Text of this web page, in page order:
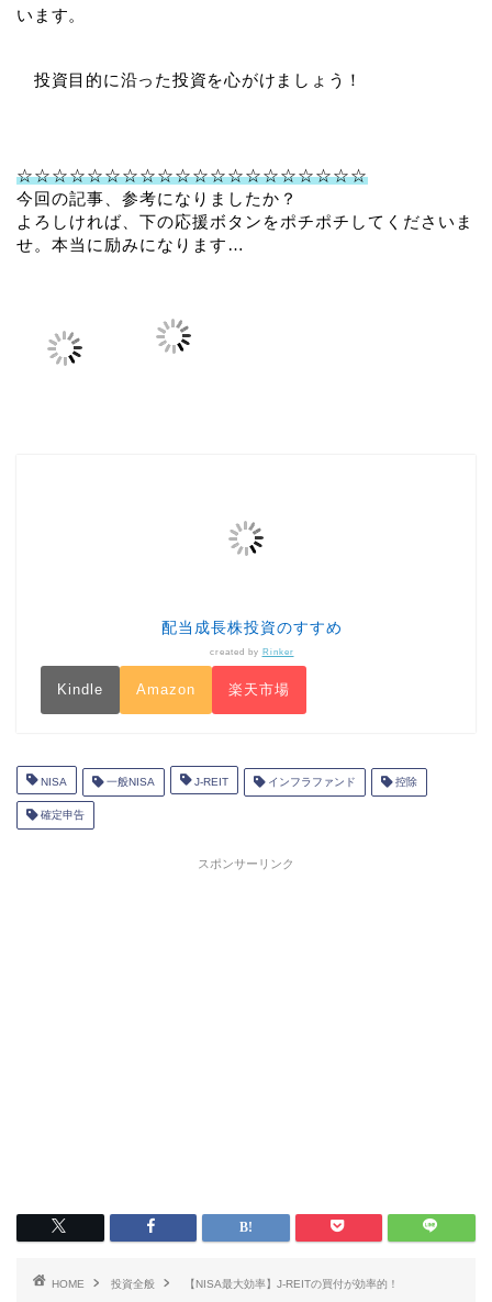
います。
投資目的に沿った投資を心がけましょう！
☆☆☆☆☆☆☆☆☆☆☆☆☆☆☆☆☆☆☆☆
今回の記事、参考になりましたか？
よろしければ、下の応援ボタンをポチポチしてくださいま
せ。本当に励みになります…
配当成長株投資のすすめ
created by Rinker
Kindle Amazon 楽天市場
NISA 一般NISA J-REIT インフラファンド 控除
確定申告
スポンサーリンク
HOME 投資全般 【NISA最大効率】J-REITの買付が効率的！